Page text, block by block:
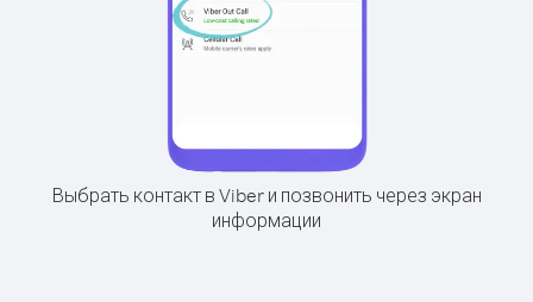
Выбрать контакт в Viber и позвонить через экран
информации